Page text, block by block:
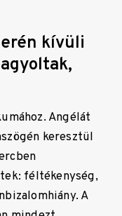
kívüli
Angélát
keresztül
féltékenység,
A